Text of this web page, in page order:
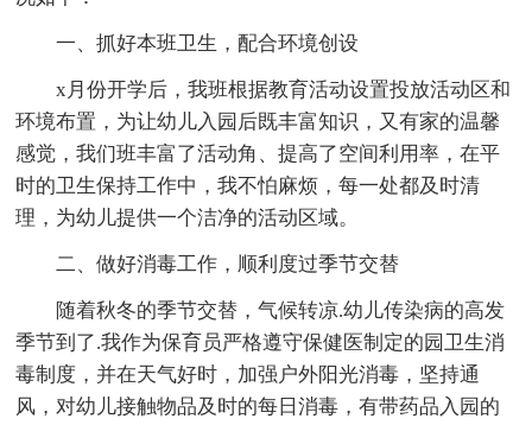
一、抓好本班卫生，配合环境创设
x月份开学后，我班根据教育活动设置投放活动区和
环境布置，为让幼儿入园后既丰富知识，又有家的温馨
感觉，我们班丰富了活动角、提高了空间利用率，在平
时的卫生保持工作中，我不怕麻烦，每一处都及时清
理，为幼儿提供一个洁净的活动区域。
二、做好消毒工作，顺利度过季节交替
随着秋冬的季节交替，气候转凉.幼儿传染病的高发
季节到了.我作为保育员严格遵守保健医制定的园卫生消
毒制度，并在天气好时，加强户外阳光消毒，坚持通
风，对幼儿接触物品及时的每日消毒，有带药品入园的